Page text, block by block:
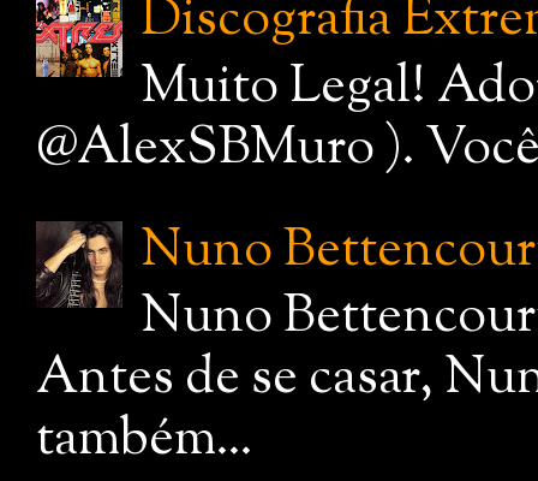
Discografia
Muito Legal!
@AlexSBMuro ).
Nuno
Nuno
Antes de se casar,
também...